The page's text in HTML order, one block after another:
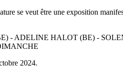
se veut être une exposition
- ADELINE HALOT (BE) -
2024.